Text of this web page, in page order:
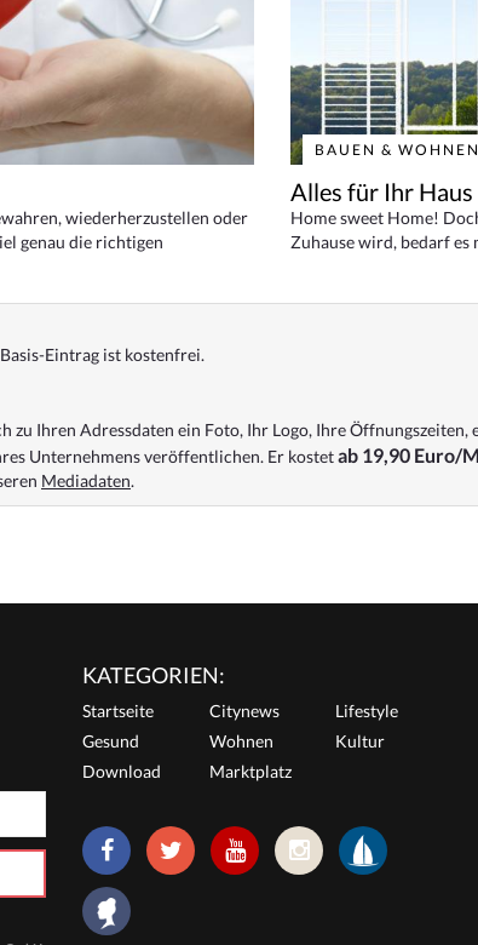
wiederherzustellen oder
genau die richtigen
BAUEN & WOHNEN
Alles für Ihr Haus
Home sweet Home!
Zuhause wird, bedarf es
Eintrag ist kostenfrei.
zu Ihren Adressdaten ein Foto, Ihr Logo, Ihre
Unternehmens veröffentlichen. Er kostetab 19,90 Euro/
Mediadaten.
KATEGORIEN:
Startseite Citynews
Lifestyle
Gesund
Wohnen
Kultur
Download
Marktplatz